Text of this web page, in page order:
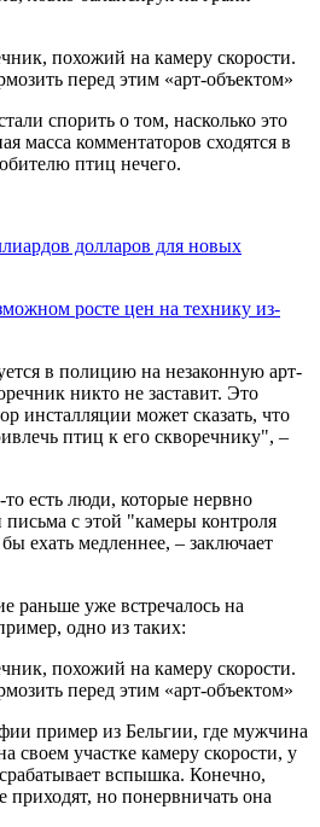
спорить о том, насколько это
масса комментаторов сходятся в
птиц нечего.
долларов для новых
росте цен на технику из-
в полицию на незаконную арт-
никто не заставит. Это
инсталляции может сказать, что
птиц к его скворечнику", –
то есть люди, которые нервно
с этой "камеры контроля
ехать медленнее, – заключает
раньше уже встречалось на
одно из таких:
пример из Бельгии, где мужчина
своем участке камеру скорости, у
вспышка. Конечно,
приходят, но понервничать она